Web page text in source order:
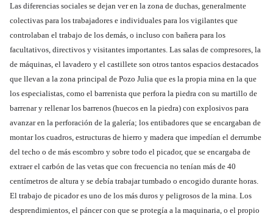
Las diferencias sociales se dejan ver en la zona de duchas, generalmente
colectivas para los trabajadores e individuales para los vigilantes que
controlaban el trabajo de los demás, o incluso con bañera para los
facultativos, directivos y visitantes importantes. Las salas de compresores, la
de máquinas, el lavadero y el castillete son otros tantos espacios destacados
que llevan a la zona principal de Pozo Julia que es la propia mina en la que
los especialistas, como el barrenista que perfora la piedra con su martillo de
barrenar y rellenar los barrenos (huecos en la piedra) con explosivos para
avanzar en la perforación de la galería; los entibadores que se encargaban de
montar los cuadros, estructuras de hierro y madera que impedían el derrumbe
del techo o de más escombro y sobre todo el picador, que se encargaba de
extraer el carbón de las vetas que con frecuencia no tenían más de 40
centímetros de altura y se debía trabajar tumbado o encogido durante horas.
El trabajo de picador es uno de los más duros y peligrosos de la mina. Los
desprendimientos, el páncer con que se protegía a la maquinaria, o el propio